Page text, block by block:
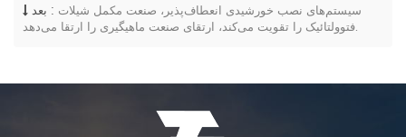
بعد : سیستم‌های نصب خورشیدی انعطاف‌پذیر، صنعت مکمل شیلات
فتوولتائیک را تقویت می‌کند، ارتقای صنعت ماهیگیری را ارتقا می‌دهد.